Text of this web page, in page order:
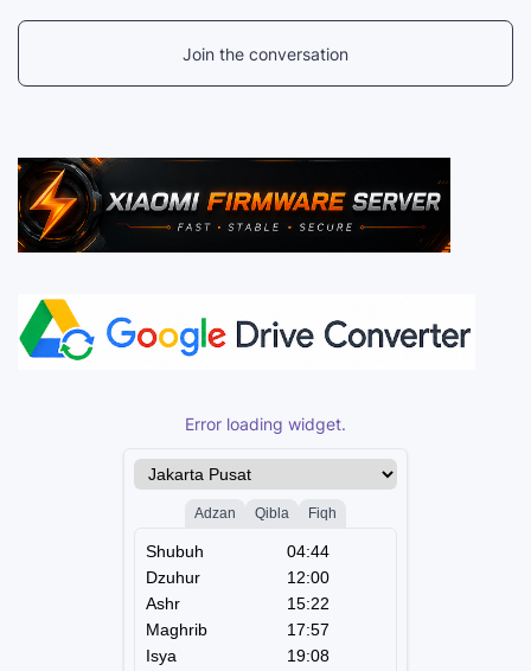
Join the conversation
Error loading widget.